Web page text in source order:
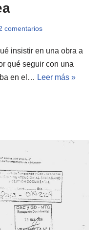
comentarios
insistir en una obra a
qué seguir con una
en el… Leer más »